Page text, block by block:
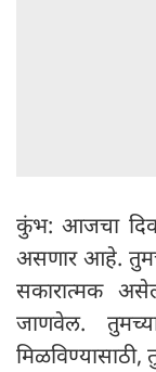
कुंभ: आजचा
असणार आहे.
सकारात्मक
जाणवेल.
मिळविण्यासाठी,